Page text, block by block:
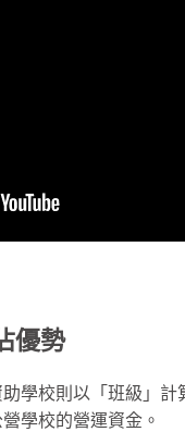
優勢
學校則以「班級」
學校的營運資金。